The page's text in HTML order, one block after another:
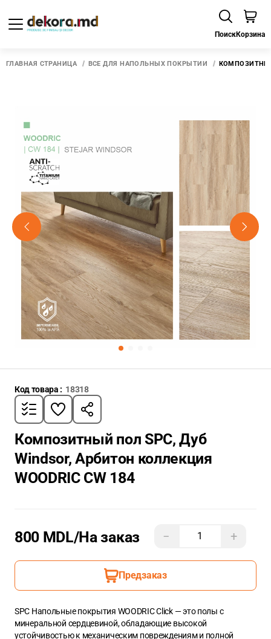
ПоискКорзина
ГЛАВНАЯ СТРАНИЦА ВСЕ ДЛЯ НАПОЛЬНЫХ ПОКРЫТИЙ КОМПОЗИТНЫЙ
Код товара : 18318
Композитный пол SPC, Дуб
Windsor, Арбитон коллекция
WOODRIC CW 184
800 MDL/На заказ − +
Предзаказ
SPC Напольные покрытия WOODRIC Click — это полы с
минеральной сердцевиной, обладающие высокой
устойчивостью к механическим повреждениям и полной